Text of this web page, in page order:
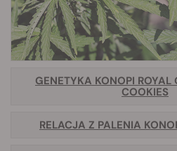
GENETYKA KONOPI ROYAL
COOKIES
RELACJA Z PALENIA